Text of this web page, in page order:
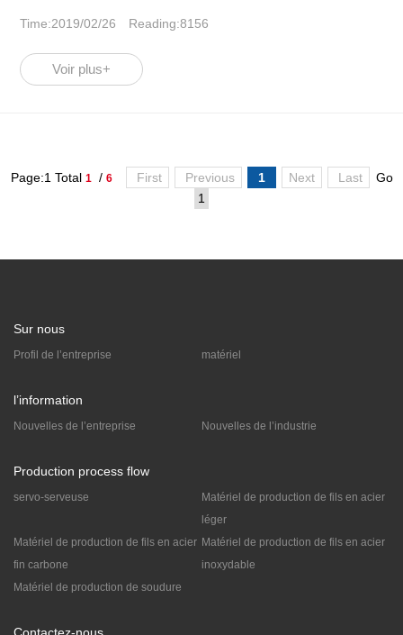
Time:2019/02/26 Reading:8156
Voir plus+
Page:1 Total 1 / 6 First Previous 1 Next Last Go
Sur nous
Profil de l’entreprise matériel
l’information
Nouvelles de l’entreprise Nouvelles de l’industrie
Production process flow
servo-serveuse
Matériel de production de fils en acier
léger
Matériel de production de fils en acier
fin carbone
Matériel de production de fils en acier
inoxydable
Matériel de production de soudure